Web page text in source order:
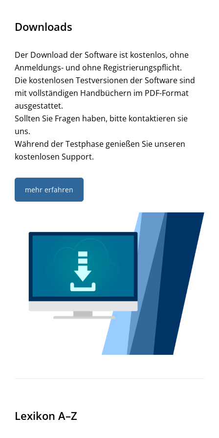
Downloads
Der Download der Software ist kostenlos, ohne
Anmeldungs- und ohne Registrierungspflicht.
Die kostenlosen Testversionen der Software sind
mit vollständigen Handbüchern im PDF-Format
ausgestattet.
Sollten Sie Fragen haben, bitte kontaktieren sie
uns.
Während der Testphase genießen Sie unseren
kostenlosen Support.
mehr erfahren
Lexikon A–Z